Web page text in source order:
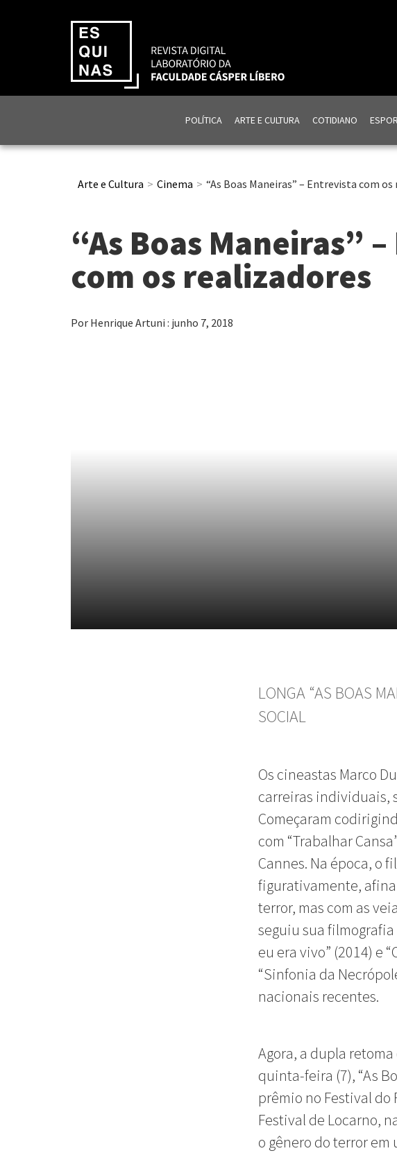
POLÍTICA ARTE E CULTURA COTIDIANO
Arte e Cultura Cinema “As Boas Maneiras” – Entrevista com
“As Boas Maneiras”
com os realizadores
Por Henrique Artuni : junho 7, 2018
LONGA “AS BOAS
SOCIAL
Os cineastas Marco
carreiras individuais,
Começaram
com “Trabalhar
Cannes. Na época, o
figurativamente,
terror, mas com as
seguiu sua
eu era vivo” (2014) e
“Sinfonia da
nacionais recentes.
Agora, a dupla
quinta-feira (7), “As
prêmio no Festival do
Festival de Locarno,
o gênero do terror